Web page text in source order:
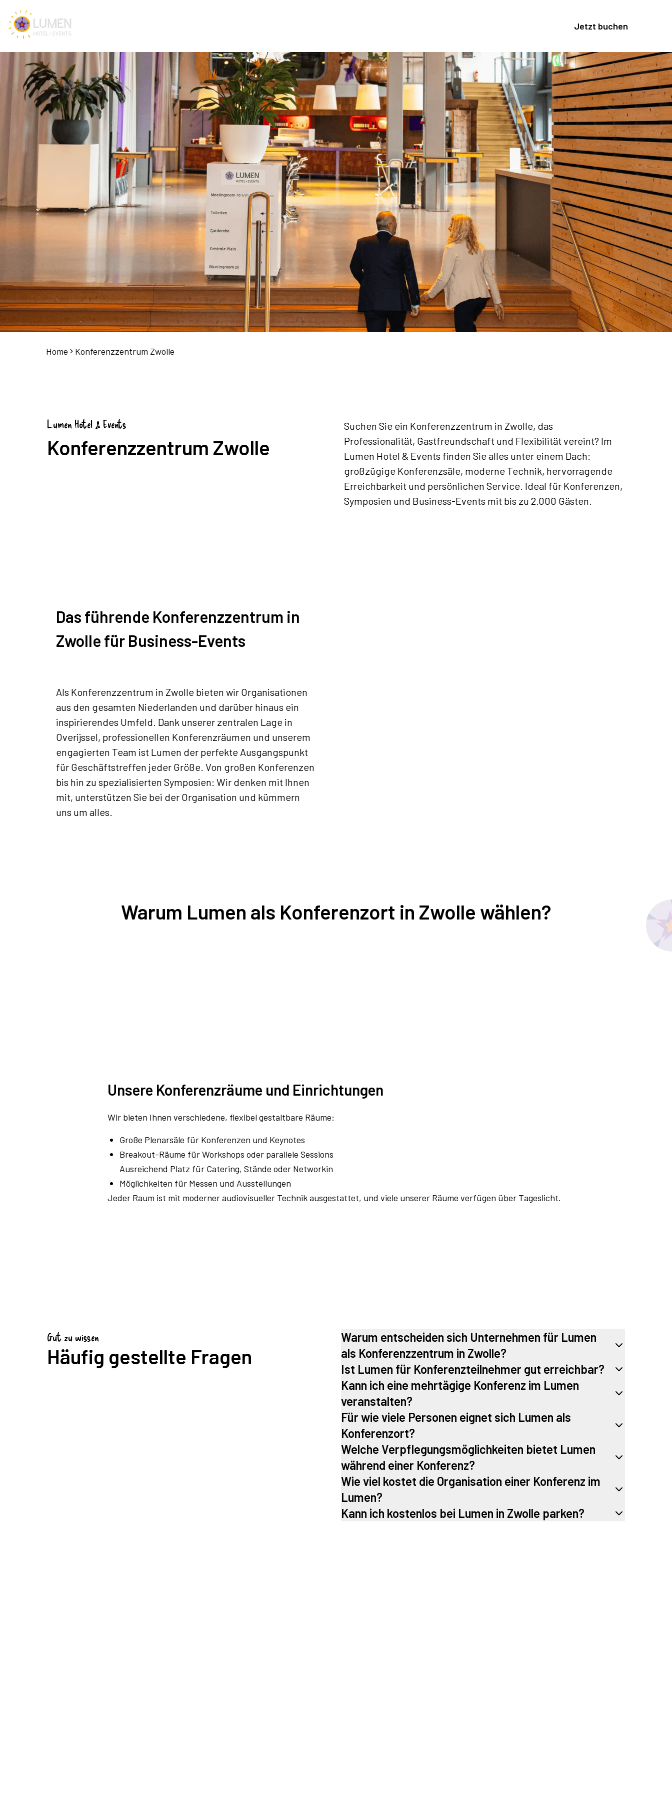
Jetzt buchen
Home Konferenzzentrum Zwolle
Lumen Hotel & Events
Konferenzzentrum Zwolle
Suchen Sie ein Konferenzzentrum in Zwolle, das
Professionalität, Gastfreundschaft und Flexibilität vereint? Im
Lumen Hotel & Events finden Sie alles unter einem Dach:
großzügige Konferenzsäle, moderne Technik, hervorragende
Erreichbarkeit und persönlichen Service. Ideal für Konferenzen,
Symposien und Business-Events mit bis zu 2.000 Gästen.
Das führende Konferenzzentrum in
Zwolle für Business-Events
Als Konferenzzentrum in Zwolle bieten wir Organisationen
aus den gesamten Niederlanden und darüber hinaus ein
inspirierendes Umfeld. Dank unserer zentralen Lage in
Overijssel, professionellen Konferenzräumen und unserem
engagierten Team ist Lumen der perfekte Ausgangspunkt
für Geschäftstreffen jeder Größe. Von großen Konferenzen
bis hin zu spezialisierten Symposien: Wir denken mit Ihnen
mit, unterstützen Sie bei der Organisation und kümmern
uns um alles.
Warum Lumen als Konferenzort in Zwolle wählen?
Unsere Konferenzräume und Einrichtungen
Wir bieten Ihnen verschiedene, flexibel gestaltbare Räume:
Große Plenarsäle für Konferenzen und Keynotes
Breakout-Räume für Workshops oder parallele Sessions
Ausreichend Platz für Catering, Stände oder Networkin
Möglichkeiten für Messen und Ausstellungen
Jeder Raum ist mit moderner audiovisueller Technik ausgestattet, und viele unserer Räume verfügen über Tageslicht.
Gut zu wissen
Häufig gestellte Fragen
Warum entscheiden sich Unternehmen für Lumen
als Konferenzzentrum in Zwolle?
Ist Lumen für Konferenzteilnehmer gut erreichbar?
Kann ich eine mehrtägige Konferenz im Lumen
veranstalten?
Für wie viele Personen eignet sich Lumen als
Konferenzort?
Welche Verpflegungsmöglichkeiten bietet Lumen
während einer Konferenz?
Wie viel kostet die Organisation einer Konferenz im
Lumen?
Kann ich kostenlos bei Lumen in Zwolle parken?